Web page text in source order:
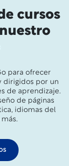
cursos
para ofrecer
dirigidos por un
de aprendizaje.
de páginas
idiomas del